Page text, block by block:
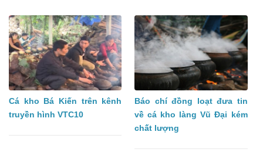
Cá kho Bá Kiến trên kênh
truyền hình VTC10
Báo chí đồng loạt đưa tin
về cá kho làng Vũ Đại kém
chất lượng